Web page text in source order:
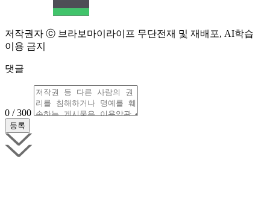
저작권자 ⓒ 브라보마이라이프 무단전재 및 재배포, AI학습
이용 금지
댓글
0 / 300